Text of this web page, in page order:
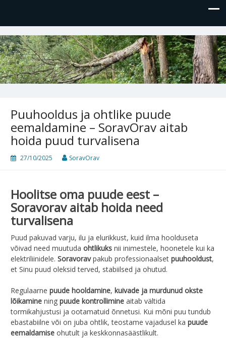
OÜ Sorav Orav
Kvalifitseeritud arborist teeb ohtlike puude raiet, puude
hoolduslõikust, viljapuude lõikust jm arboristi pädevuse
töid
Puuhooldus ja ohtlike puude
eemaldamine – SoravOrav aitab
hoida puud turvalisena
27/10/2025 SoravOrav
Hoolitse oma puude eest –
Soravorav aitab hoida need
turvalisena
Puud pakuvad varju, ilu ja elurikkust, kuid ilma hoolduseta
võivad need muutuda ohtlikuks nii inimestele, hoonetele kui ka
elektriliinidele. Soravoravpakub professionaalset puuhooldust,
et Sinu puud oleksid terved, stabiilsed ja ohutud.
Regulaarne puude hooldamine, kuivade ja murdunud okste
lõikamine ning puude kontrollimine aitab vältida
tormikahjustusi ja ootamatuid õnnetusi. Kui mõni puu tundub
ebastabiilne või on juba ohtlik, teostame vajadusel ka puude
eemaldamise ohutult ja keskkonnasäästlikult.